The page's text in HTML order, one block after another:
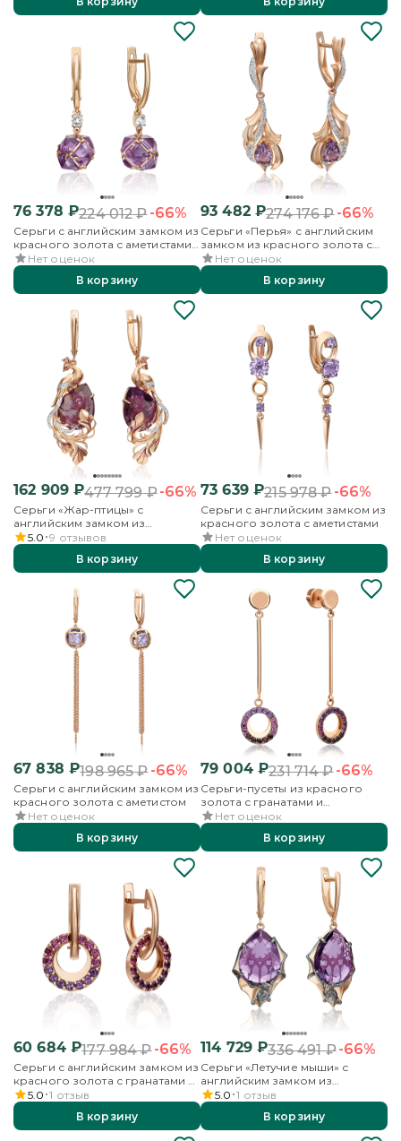
76 378 ₽224 012₽-66%
Серьги с английским замком из
красного золота с аметистами
и бесцветным топазом
Нет оценок
В корзину
93 482₽274 176₽-66%
Серьги «Перья» с английским
замком из красного золота с
аметистом и бесцветными
топазами
Нет оценок
В корзину
162 909 ₽477 799₽-66%
Серьги «Жар-птицы» с
английским замком из
красного золота с аметистом,
бесцветными топазами и
эмалью
5.0 9 отзывов
В корзину
73 639₽215 978₽-66%
Серьги с английским замком из
красного золота с аметистами
Нет оценок
В корзину
67 838 ₽198 965₽-66%
Серьги с английским замком из
красного золота с аметистом
Нет оценок
В корзину
79 004₽231 714₽-66%
Серьги-пусеты из красного
золота с гранатами и
аметистами
Нет оценок
В корзину
60 684₽177 984₽-66%
Серьги с английским замком из
красного золота с гранатами и
аметистами
5.0 1 отзыв
В корзину
114 729 ₽336 491₽-66%
Серьги «Летучие мыши» с
английским замком из
красного золота с аметистом
5.0 1 отзыв
В корзину